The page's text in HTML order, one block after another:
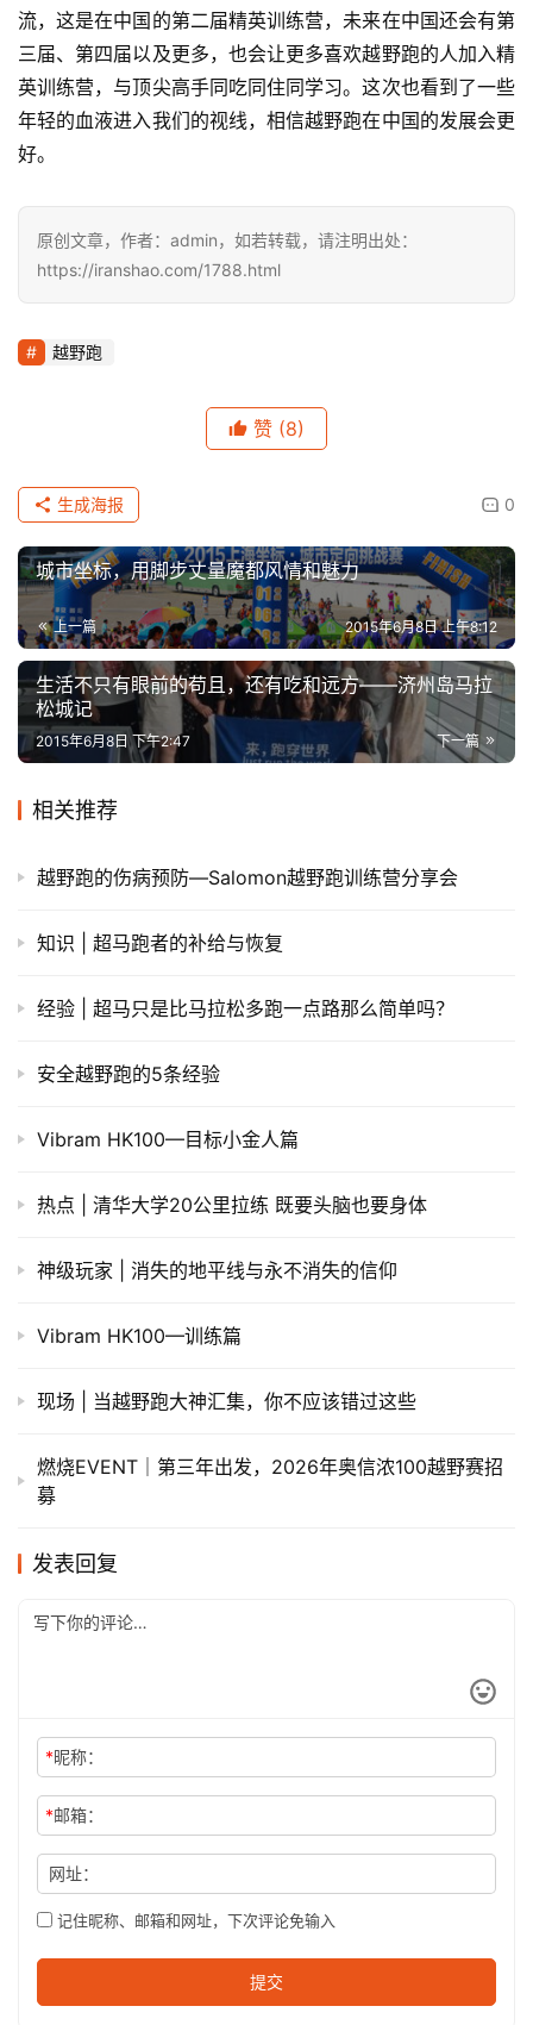
流，这是在中国的第二届精英训练营，未来在中国还会有第
三届、第四届以及更多，也会让更多喜欢越野跑的人加入精
英训练营，与顶尖高手同吃同住同学习。这次也看到了一些
年轻的血液进入我们的视线，相信越野跑在中国的发展会更
好。
原创文章，作者：admin，如若转载，请注明出处：
https://iranshao.com/1788.html
越野跑
赞 (8)
0
生成海报
城市坐标，用脚步丈量魔都风情和魅力
上一篇 2015年6月8日 上午8:12
生活不只有眼前的苟且，还有吃和远方——济州岛马拉
松城记
下一篇
2015年6月8日 下午2:47
相关推荐
越野跑的伤病预防—Salomon越野跑训练营分享会
知识 | ​超马跑者的补给与恢复
经验 | 超马只是比马拉松多跑一点路那么简单吗？
安全越野跑的5条经验
Vibram HK100—目标小金人篇
热点 | 清华大学20公里拉练 既要头脑也要身体
神级玩家 | 消失的地平线与永不消失的信仰
Vibram HK100—训练篇
现场 | 当越野跑大神汇集，你不应该错过这些
燃烧EVENT｜第三年出发，2026年奥信浓100越野赛招
募
发表回复
*昵称：
*邮箱：
网址：
记住昵称、邮箱和网址，下次评论免输入
提交